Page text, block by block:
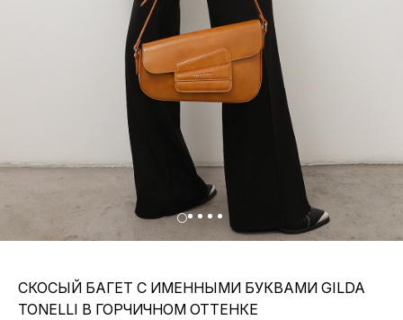
СКОСЫЙ БАГЕТ С ИМЕННЫМИ БУКВАМИ GILDA
TONELLI В ГОРЧИЧНОМ ОТТЕНКЕ